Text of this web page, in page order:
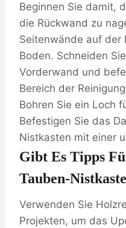
Beginnen Sie damit,
die Rückwand zu
Seitenwände auf der
Boden. Schneiden
Vorderwand und
Bereich der
Bohren Sie ein Loch
Befestigen Sie das
Nistkasten mit einer
Gibt Es Tipps
Tauben-
Verwenden Sie
Projekten, um das